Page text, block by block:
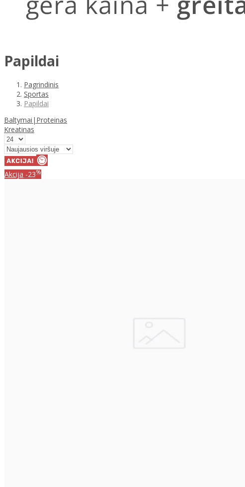
Papildai
Pagrindinis
Sportas
Papildai
Baltymai|Proteinas
Kreatinas
Akcija -23%